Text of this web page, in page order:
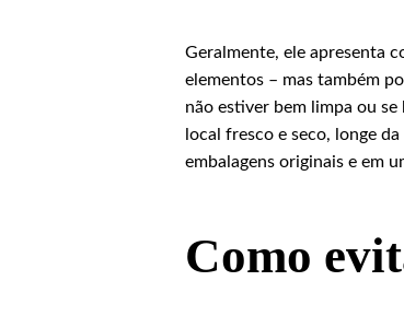
Geralmente, ele apresenta
elementos – mas também
não estiver bem limpa ou
local fresco e seco, longe
embalagens originais e em
Como